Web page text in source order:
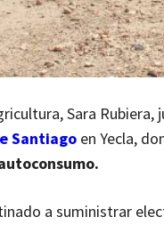
Sara
Santiago en Yecla,
a suministrar